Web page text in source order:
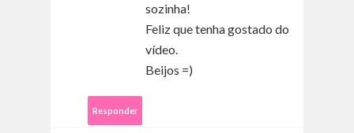
sozinha!
Feliz que tenha gostado do
vídeo.
Beijos =)
Responder